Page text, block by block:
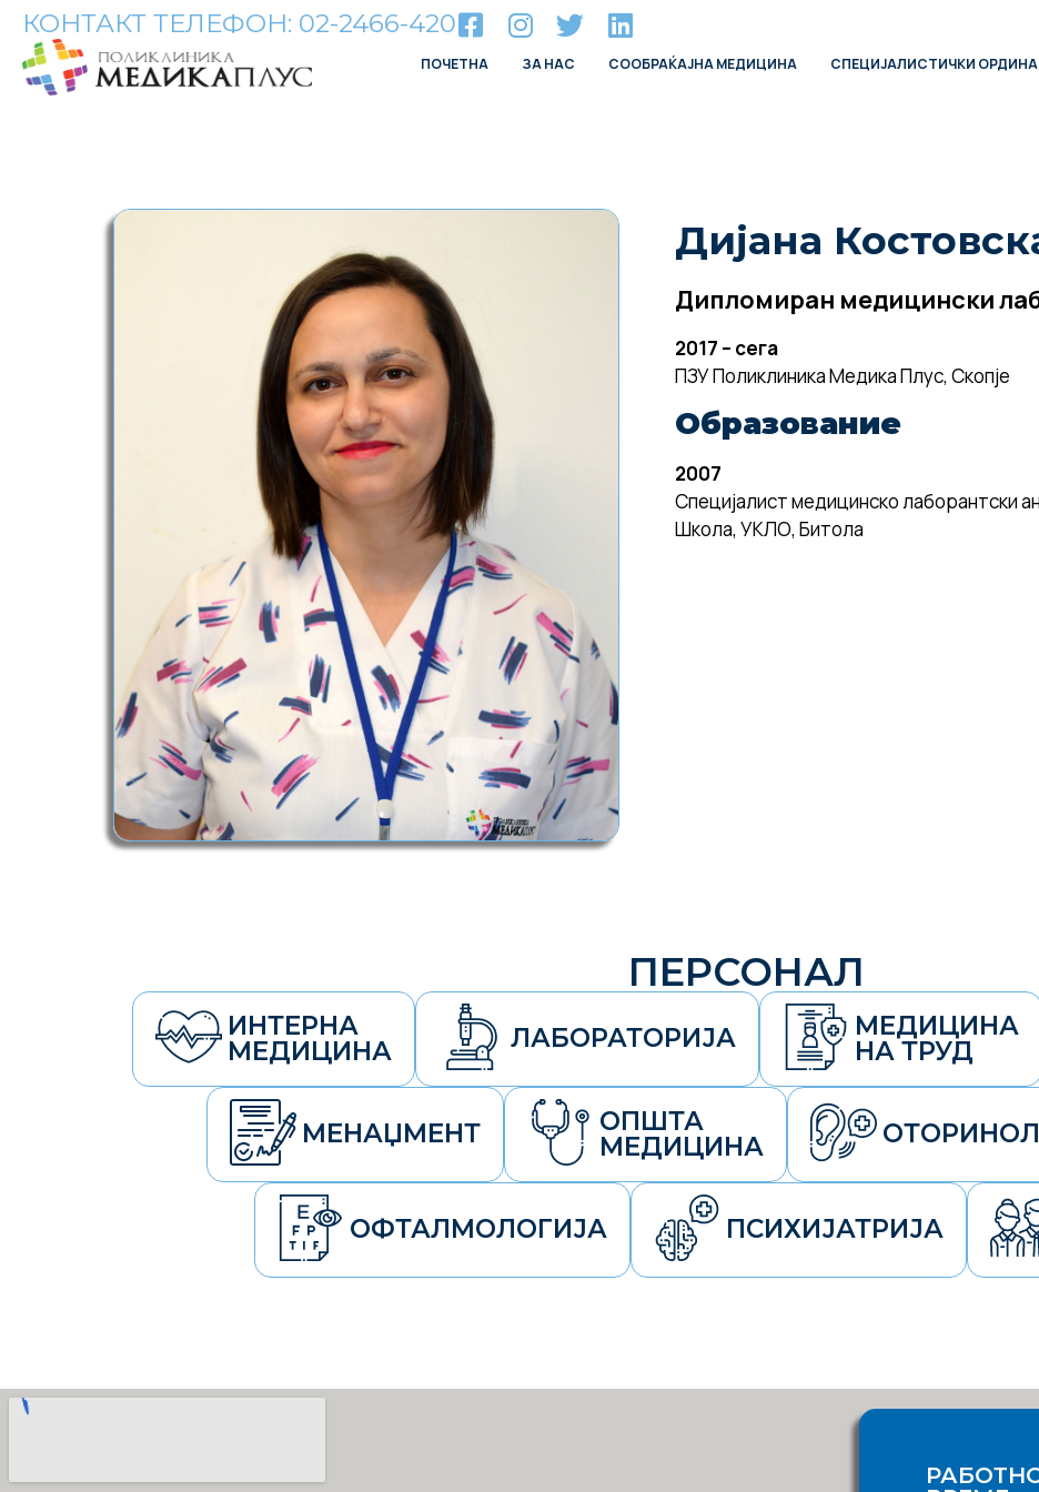
КОНТАКТ ТЕЛЕФОН: 02-2466-420
ПОЧЕТНА ЗА НАС СООБРАЌАЈНА МЕДИЦИНА СПЕЦИЈАЛИСТИЧКИ
Дијана
Дипломиран медицински
2017 – сега
ПЗУ Поликлиника Медика Плус, Скопје
Образование
2007
Специјалист медицинско лаборантски
Школа, УКЛО, Битола
ПЕРСОНАЛ
ИНТЕРНА
МЕДИЦИНА
ЛАБОРАТОРИЈА
МЕДИЦИНА
НА ТРУД
МЕНАЏМЕНТ
ОПШТА
МЕДИЦИНА
ОФТАЛМОЛОГИЈА ПСИХИЈАТРИЈА